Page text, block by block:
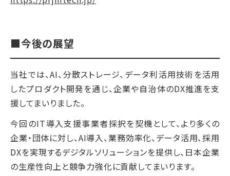
■今後の展望
当社では、AI、分散ストレージ、データ利活用技術を活用
したプロダクト開発を通じ、企業や自治体のDX推進を支
援してまいりました。
今回のIT導入支援事業者採択を契機として、より多くの
企業・団体に対し、AI導入、業務効率化、データ活用、採用
DXを実現するデジタルソリューションを提供し、日本企業
の生産性向上と競争力強化に貢献してまいります。